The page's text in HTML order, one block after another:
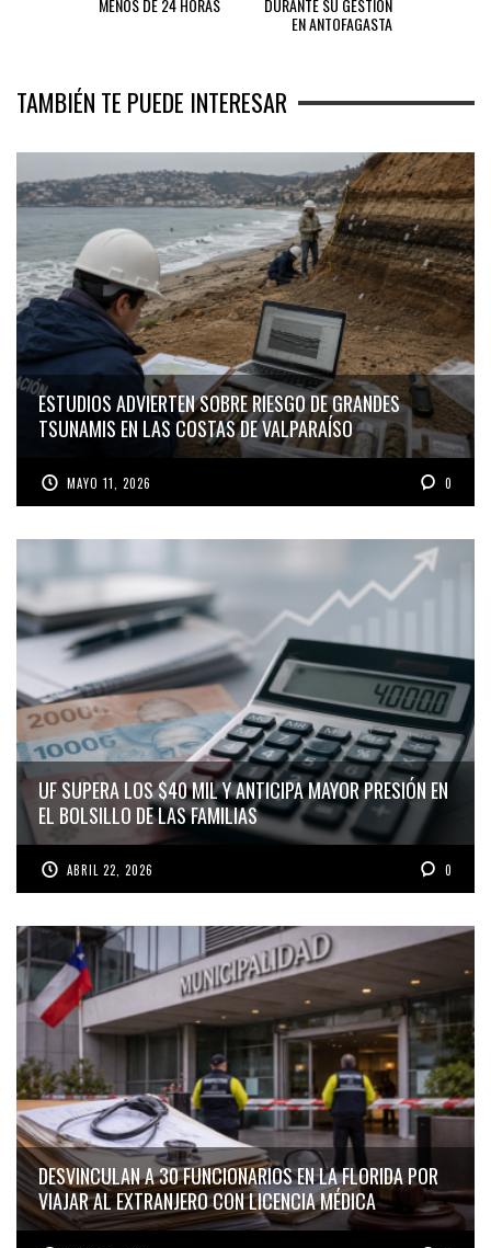
MENOS DE 24 HORAS
DURANTE SU GESTIÓN
EN ANTOFAGASTA
TAMBIÉN TE PUEDE INTERESAR
ESTUDIOS ADVIERTEN SOBRE RIESGO DE GRANDES
TSUNAMIS EN LAS COSTAS DE VALPARAÍSO
MAYO 11, 2026 0
UF SUPERA LOS $40 MIL Y ANTICIPA MAYOR PRESIÓN EN
EL BOLSILLO DE LAS FAMILIAS
ABRIL 22, 2026 0
DESVINCULAN A 30 FUNCIONARIOS EN LA FLORIDA POR
VIAJAR AL EXTRANJERO CON LICENCIA MÉDICA